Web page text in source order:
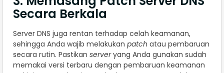
Secara Berkala
Server DNS juga rentan terhadap celah keamanan,
sehingga Anda wajib melakukan patch atau pembaruan
secara rutin. Pastikan serveryang Anda gunakan sudah
memakai versi terbaru dengan pembaruan keamanan